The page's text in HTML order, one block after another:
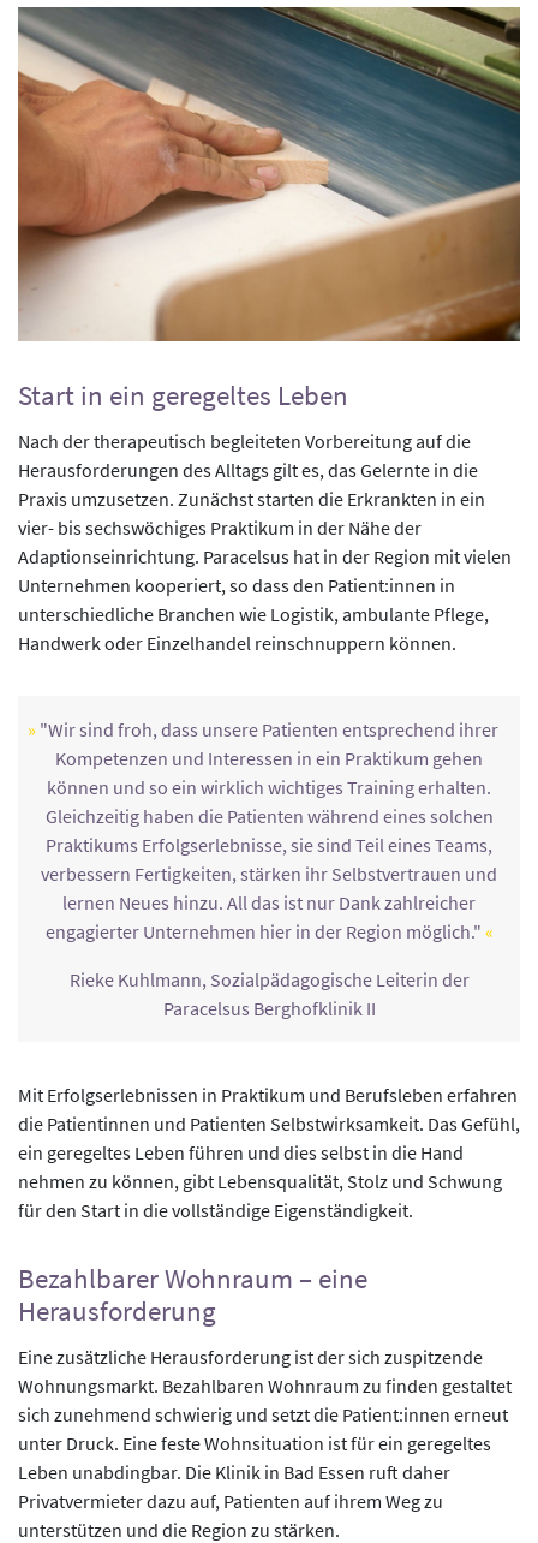
Start in ein geregeltes Leben
Nach der therapeutisch begleiteten Vorbereitung auf die
Herausforderungen des Alltags gilt es, das Gelernte in die
Praxis umzusetzen. Zunächst starten die Erkrankten in ein
vier- bis sechswöchiges Praktikum in der Nähe der
Adaptionseinrichtung. Paracelsus hat in der Region mit vielen
Unternehmen kooperiert, so dass den Patient:innen in
unterschiedliche Branchen wie Logistik, ambulante Pflege,
Handwerk oder Einzelhandel reinschnuppern können.
"Wir sind froh, dass unsere Patienten entsprechend ihrer
Kompetenzen und Interessen in ein Praktikum gehen
können und so ein wirklich wichtiges Training erhalten.
Gleichzeitig haben die Patienten während eines solchen
Praktikums Erfolgserlebnisse, sie sind Teil eines Teams,
verbessern Fertigkeiten, stärken ihr Selbstvertrauen und
lernen Neues hinzu. All das ist nur Dank zahlreicher
engagierter Unternehmen hier in der Region möglich."
Rieke Kuhlmann, Sozialpädagogische Leiterin der
Paracelsus Berghofklinik II
Mit Erfolgserlebnissen in Praktikum und Berufsleben erfahren
die Patientinnen und Patienten Selbstwirksamkeit. Das Gefühl,
ein geregeltes Leben führen und dies selbst in die Hand
nehmen zu können, gibt Lebensqualität, Stolz und Schwung
für den Start in die vollständige Eigenständigkeit.
Bezahlbarer Wohnraum – eine
Herausforderung
Eine zusätzliche Herausforderung ist der sich zuspitzende
Wohnungsmarkt. Bezahlbaren Wohnraum zu finden gestaltet
sich zunehmend schwierig und setzt die Patient:innen erneut
unter Druck. Eine feste Wohnsituation ist für ein geregeltes
Leben unabdingbar. Die Klinik in Bad Essen ruft daher
Privatvermieter dazu auf, Patienten auf ihrem Weg zu
unterstützen und die Region zu stärken.